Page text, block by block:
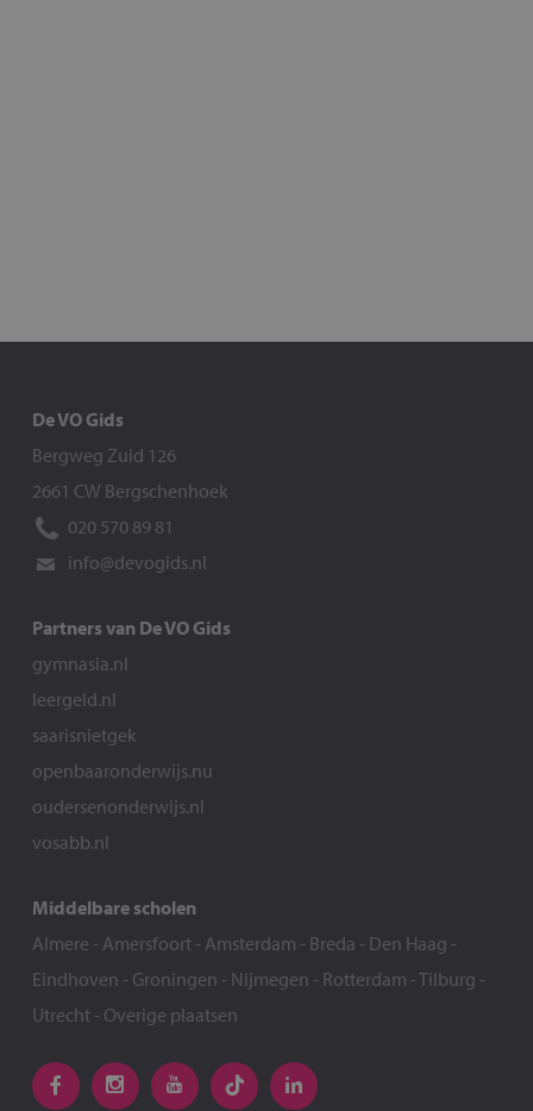
De VO Gids
Bergweg Zuid 126
2661 CW Bergschenhoek
020 570 89 81
info@devogids.nl
Partners van De VO Gids
gymnasia.nl
leergeld.nl
saarisnietgek
openbaaronderwijs.nu
oudersenonderwijs.nl
vosabb.nl
Middelbare scholen
Almere - Amersfoort- Amsterdam - Breda - Den Haag -
Eindhoven - Groningen - Nijmegen - Rotterdam -Tilburg -
Utrecht- Overige plaatsen